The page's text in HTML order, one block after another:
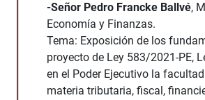
-Señor Pedro Francke Ballvé,
Economía y Finanzas.
Tema: Exposición de los
proyecto de Ley 583/2021-PE,
en el Poder Ejecutivo la
materia tributaria, fiscal,